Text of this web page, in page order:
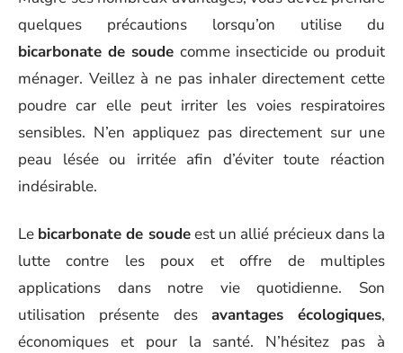
quelques précautions lorsqu’on utilise du
bicarbonate de soude comme insecticide ou produit
ménager. Veillez à ne pas inhaler directement cette
poudre car elle peut irriter les voies respiratoires
sensibles. N’en appliquez pas directement sur une
peau lésée ou irritée afin d’éviter toute réaction
indésirable.
Le bicarbonate de soudeest un allié précieux dans la
lutte contre les poux et offre de multiples
applications dans notre vie quotidienne. Son
utilisation présente des avantages écologiques,
économiques et pour la santé. N’hésitez pas à